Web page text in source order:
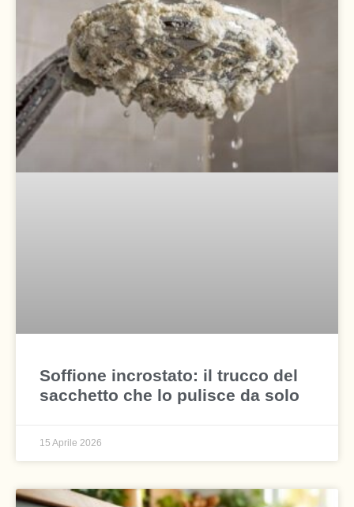
Soffione incrostato: il trucco del
sacchetto che lo pulisce da solo
15 Aprile 2026